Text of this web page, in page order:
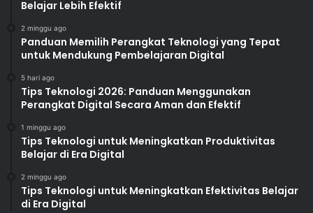
Belajar Lebih Efektif
2 minggu ago
Panduan Memilih Perangkat Teknologi yang Tepat
untuk Mendukung Pembelajaran Digital
5 hari ago
Tips Teknologi 2026: Panduan Menggunakan
Perangkat Digital Secara Aman dan Efektif
1 minggu ago
Tips Teknologi untuk Meningkatkan Produktivitas
Belajar di Era Digital
2 minggu ago
Tips Teknologi untuk Meningkatkan Efektivitas Belajar
di Era Digital